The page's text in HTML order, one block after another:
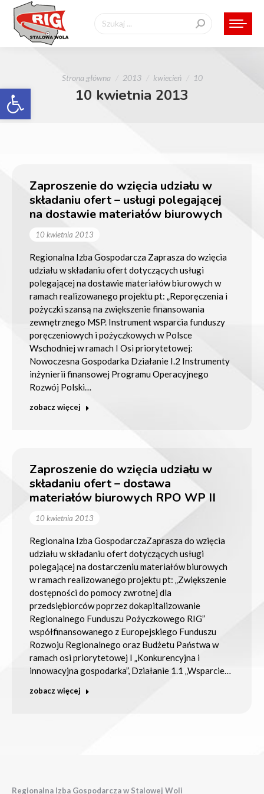
Otwórz pasek narzędzi
Szukaj:
Jesteś tutaj:
Strona główna 2013 kwiecień 10
10 kwietnia 2013
Zaproszenie do wzięcia udziału w
składaniu ofert – usługi polegającej
na dostawie materiałów biurowych
10 kwietnia 2013
Regionalna Izba Gospodarcza Zaprasza do wzięcia
udziału w składaniu ofert dotyczących usługi
polegającej na dostawie materiałów biurowych w
ramach realizowanego projektu pt: „Reporęczenia i
pożyczki szansą na zwiększenie finansowania
zewnętrznego MSP. Instrument wsparcia funduszy
poręczeniowych i pożyczkowych w Polsce
Wschodniej w ramach I Osi priorytetowej:
Nowoczesna Gospodarka Działanie I.2 Instrumenty
inżynierii finansowej Programu Operacyjnego
Rozwój Polski…
zobacz więcej
Zaproszenie do wzięcia udziału w
składaniu ofert – dostawa
materiałów biurowych RPO WP II
10 kwietnia 2013
Regionalna Izba GospodarczaZaprasza do wzięcia
udziału w składaniu ofert dotyczących usługi
polegającej na dostarczeniu materiałów biurowych
w ramach realizowanego projektu pt: „Zwiększenie
dostępności do pomocy zwrotnej dla
przedsiębiorców poprzez dokapitalizowanie
Regionalnego Funduszu Pożyczkowego RIG”
współfinansowanego z Europejskiego Funduszu
Rozwoju Regionalnego oraz Budżetu Państwa w
ramach osi priorytetowej I „Konkurencyjna i
innowacyjna gospodarka”, Działanie 1.1 „Wsparcie…
zobacz więcej
Regionalna Izba Gospodarcza w Stalowej Woli